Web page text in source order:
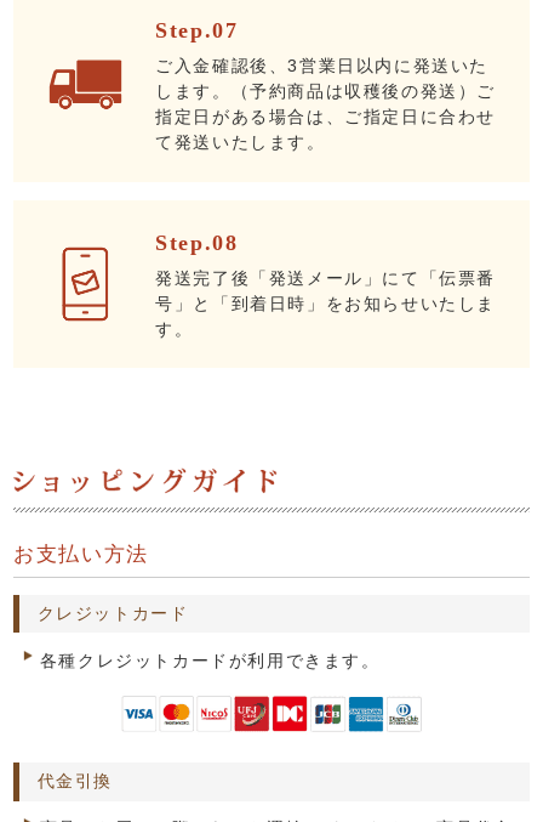
Step.07
ご入金確認後、3営業日以内に発送いた
します。（予約商品は収穫後の発送）ご
指定日がある場合は、ご指定日に合わせ
て発送いたします。
Step.08
発送完了後「発送メール」にて「伝票番
号」と「到着日時」をお知らせいたしま
す。
お支払い方法
クレジットカード
各種クレジットカードが利用できます。
代金引換